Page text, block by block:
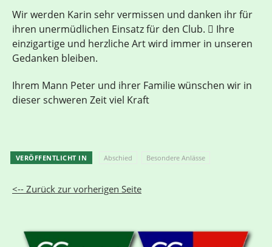
Wir werden Karin sehr vermissen und danken ihr für
ihren unermüdlichen Einsatz für den Club.  Ihre
einzigartige und herzliche Art wird immer in unseren
Gedanken bleiben.
Ihrem Mann Peter und ihrer Familie wünschen wir in
dieser schweren Zeit viel Kraft
VERÖFFENTLICHT IN Abschied Besondere Anlässe
<-- Zurück zur vorherigen Seite